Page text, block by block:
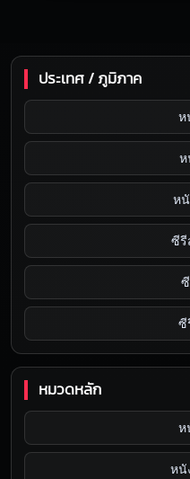
ประเทศ / ภูมิภาค
ห
ห
หนั
ซีรี
ซี
หมวดหลัก
ห
หนั